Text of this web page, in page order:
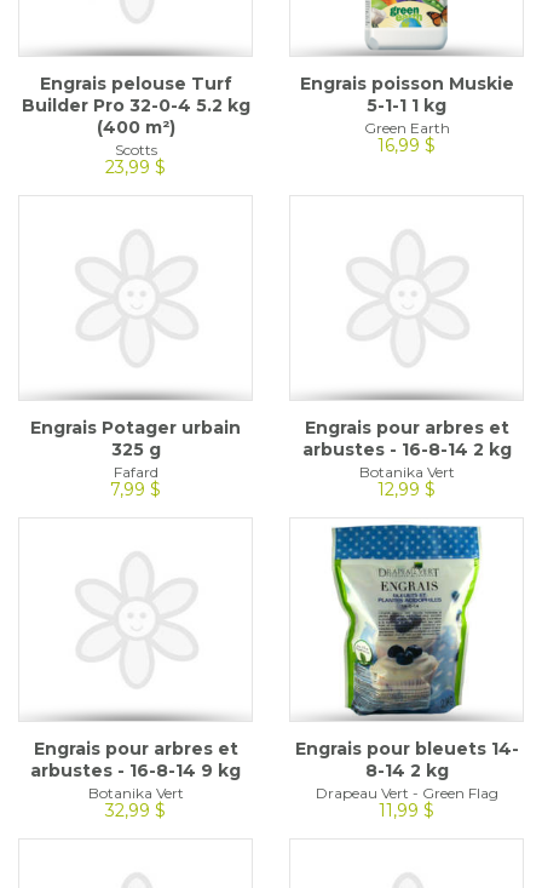
Engrais pelouse Turf
Builder Pro 32-0-4 5.2 kg
(400 m²)
Scotts
23,99 $
Engrais poisson Muskie
5-1-1 1 kg
Green Earth
16,99 $
Engrais Potager urbain
325 g
Fafard
7,99 $
Engrais pour arbres et
arbustes - 16-8-14 2 kg
Botanika Vert
12,99 $
Engrais pour arbres et
arbustes - 16-8-14 9 kg
Botanika Vert
32,99 $
Engrais pour bleuets 14-
8-14 2 kg
Drapeau Vert - Green Flag
11,99 $